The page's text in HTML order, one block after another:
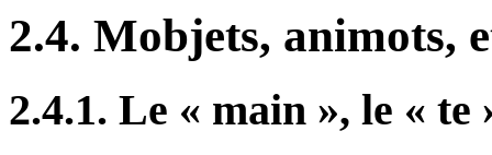
2.4. Mobjets, animots,
2.4.1. Le « main », le « te